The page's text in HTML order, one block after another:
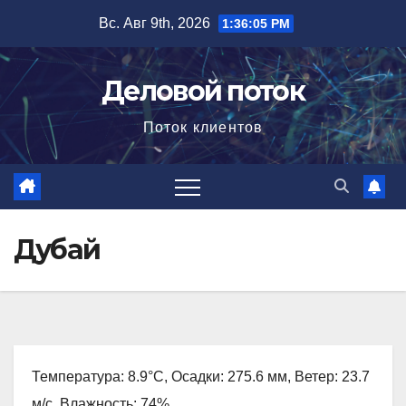
содержимому
Вс. Авг 9th, 2026 1:36:06 PM
Деловой поток
Поток клиентов
Дубай
Температура: 8.9°C, Осадки: 275.6 мм, Ветер: 23.7